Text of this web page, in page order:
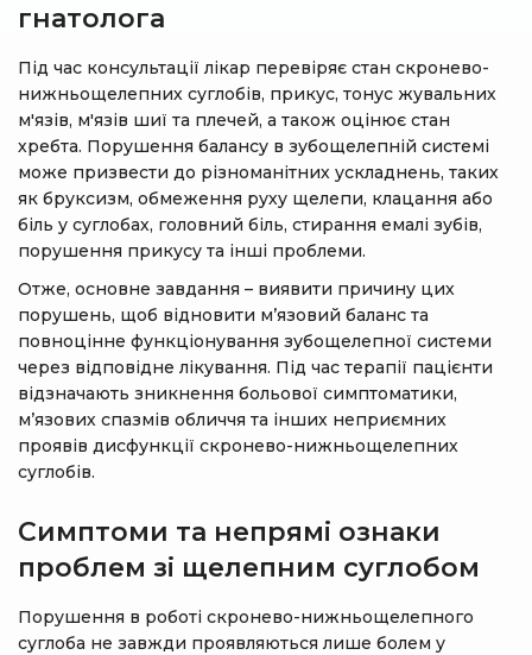
гнатолога
Під час консультації лікар перевіряє стан скронево-
нижньощелепних суглобів, прикус, тонус жувальних
м'язів, м'язів шиї та плечей, а також оцінює стан
хребта. Порушення балансу в зубощелепній системі
може призвести до різноманітних ускладнень, таких
як бруксизм, обмеження руху щелепи, клацання або
біль у суглобах, головний біль, стирання емалі зубів,
порушення прикусу та інші проблеми.
Отже, основне завдання – виявити причину цих
порушень, щоб відновити м’язовий баланс та
повноцінне функціонування зубощелепної системи
через відповідне лікування. Під час терапії пацієнти
відзначають зникнення больової симптоматики,
м’язових спазмів обличчя та інших неприємних
проявів дисфункції скронево-нижньощелепних
суглобів.
Симптоми та непрямі ознаки
проблем зі щелепним суглобом
Порушення в роботі скронево-нижньощелепного
суглоба не завжди проявляються лише болем у